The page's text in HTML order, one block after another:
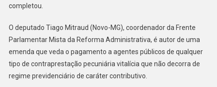
completou.
O deputado Tiago Mitraud (Novo-MG), coordenador da Frente
Parlamentar Mista da Reforma Administrativa, é autor de uma
emenda que veda o pagamento a agentes públicos de qualquer
tipo de contraprestação pecuniária vitalícia que não decorra de
regime previdenciário de caráter contributivo.